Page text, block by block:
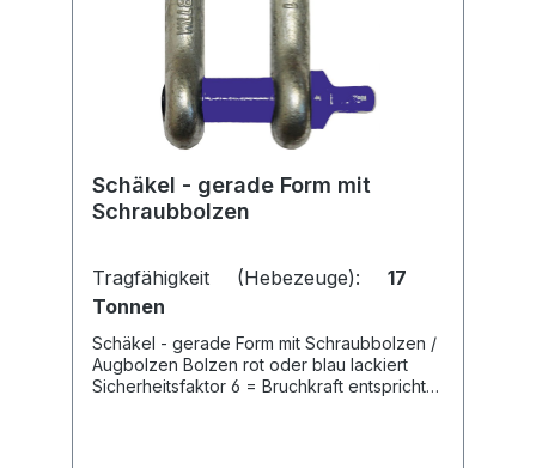
Schäkel - gerade Form mit
Schraubbolzen
Tragfähigkeit (Hebezeuge): 17
Tonnen
Schäkel - gerade Form mit Schraubbolzen /
Augbolzen Bolzen rot oder blau lackiert
Sicherheitsfaktor 6 = Bruchkraft entspricht